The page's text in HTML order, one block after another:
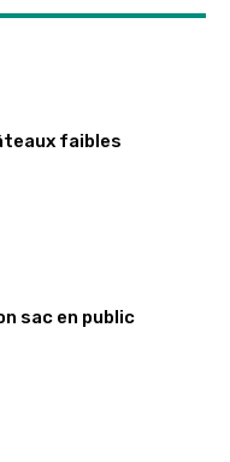
faibles
sac en public